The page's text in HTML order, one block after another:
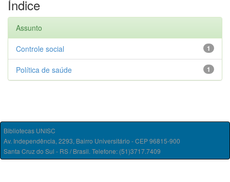
Índice
Assunto
1
Controle social
1
Política de saúde
Bibliotecas UNISC
Av. Independência, 2293, Bairro Universitário - CEP 96815-900
Santa Cruz do Sul - RS / Brasil. Telefone: (51)3717.7409